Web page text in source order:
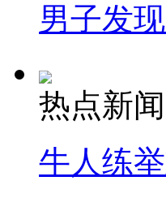
男子发
热点新闻
牛人练